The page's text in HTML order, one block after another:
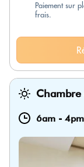
Paiement sur
frais.
Chambre
6am - 4pm